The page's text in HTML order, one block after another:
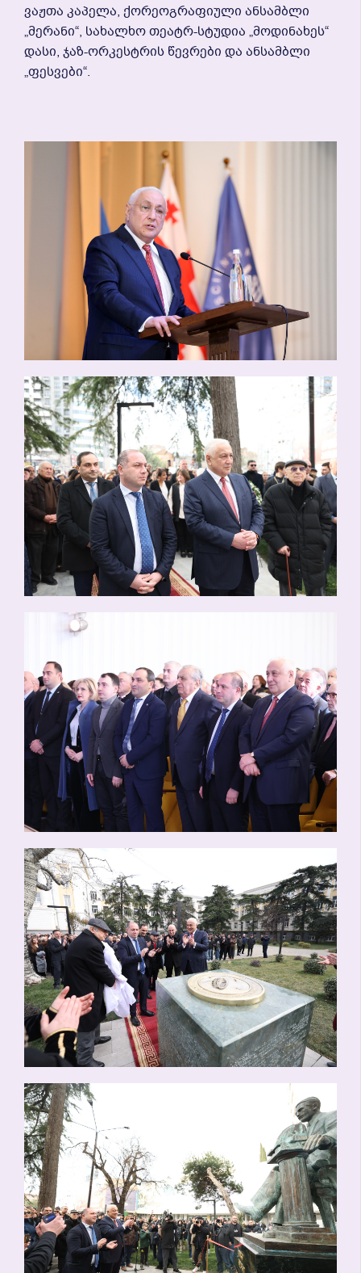
Ვაჟთა Კაპელა, Ქორეოგრაფიული Ანსამბლი
„მერანი“, Სახალხო Თეატრ-Სტუდია „მოდინახეს“
Დასი, Ჯაზ-Ორკესტრის Წევრები Და Ანსამბლი
„ფესვები“.